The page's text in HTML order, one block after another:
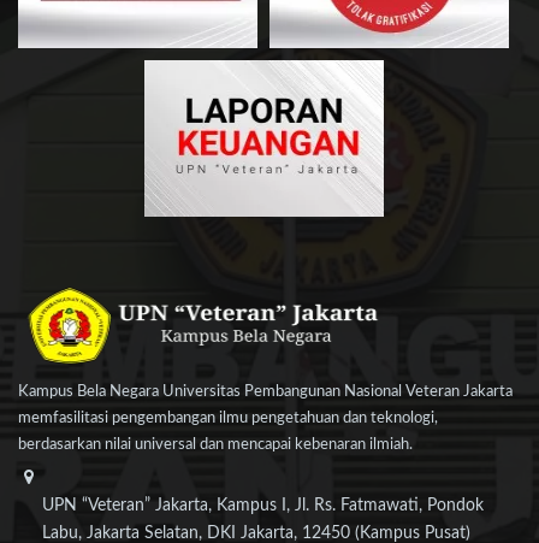
Kampus Bela Negara Universitas Pembangunan Nasional Veteran Jakarta
memfasilitasi pengembangan ilmu pengetahuan dan teknologi,
berdasarkan nilai universal dan mencapai kebenaran ilmiah.
UPN “Veteran” Jakarta, Kampus I, Jl. Rs. Fatmawati, Pondok
Labu, Jakarta Selatan, DKI Jakarta, 12450 (Kampus Pusat)